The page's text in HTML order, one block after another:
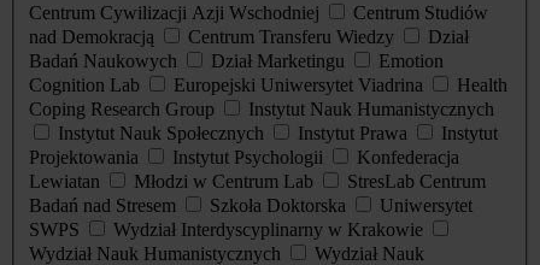
Centrum Cywilizacji Azji Wschodniej
Centrum Studiów
nad Demokracją
Centrum Transferu Wiedzy
Dział
Badań Naukowych
Dział Marketingu
Emotion
Cognition Lab
Europejski Uniwersytet Viadrina
Health
Coping Research Group
Instytut Nauk Humanistycznych
Instytut Nauk Społecznych
Instytut Prawa
Instytut
Projektowania
Instytut Psychologii
Konfederacja
Lewiatan
Młodzi w Centrum Lab
StresLab Centrum
Badań nad Stresem
Szkoła Doktorska
Uniwersytet
SWPS
Wydział Interdyscyplinarny w Krakowie
Wydział Nauk Humanistycznych
Wydział Nauk